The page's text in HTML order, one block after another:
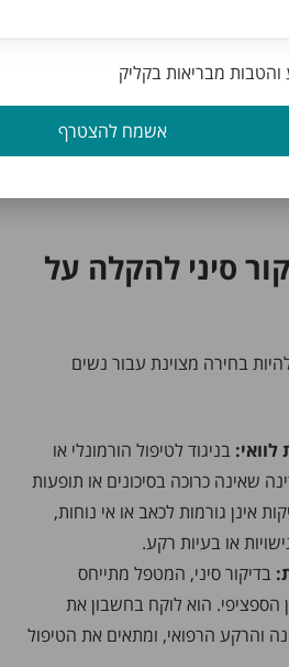
דקות בנקודות ספציפיות
להפחתת תסמינים של גיל המעבר,
ניסיון בטיפול בבעיות
שינויים תזונתיים ואימוץ אורח חיים
ולסייע לנשים לצלוח את גיל
סיני להקלה על
בחירה מצוינת עבור נשים
בניגוד לטיפול הורמונלי או
שאינה כרוכה בסיכונים או תופעות
אינן גורמות לכאב או אי נוחות,
או בעיות רקע.
בדיקור סיני, המטפל מתייחס
הספציפי. הוא לוקח בחשבון את
והרקע הרפואי, ומתאים את הטיפול
מבריאות בקליק
אשמח להצטרף